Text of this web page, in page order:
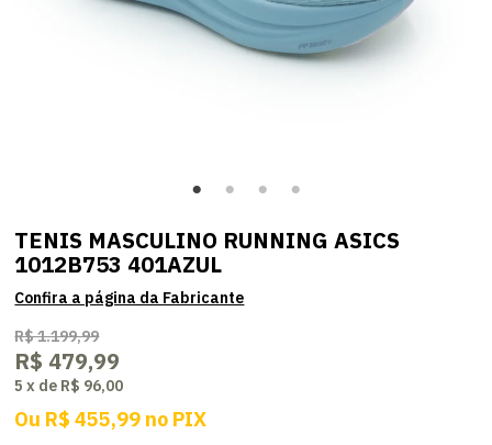
TENIS MASCULINO RUNNING ASICS
1012B753 401AZUL
R$ 1.199,99
R$ 479,99
5 x de R$ 96,00
Ou R$ 455,99 no PIX